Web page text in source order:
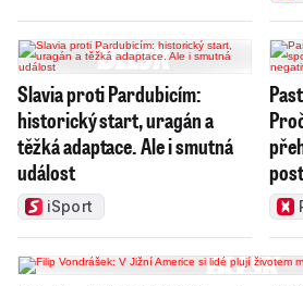
Slavia proti Pardubicím:
historický start, uragán a
těžká adaptace. Ale i smutná
událost
iSport